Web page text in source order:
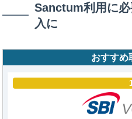
Sanctum利用に
入に
おすすめ